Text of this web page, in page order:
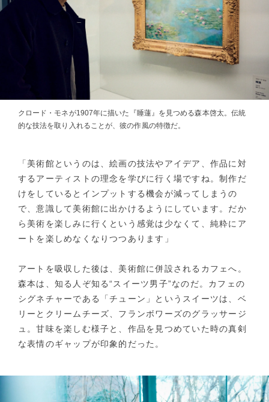
クロード・モネが1907年に描いた『睡蓮』を見つめる森本啓太。伝統
的な技法を取り入れることが、彼の作風の特徴だ。
「美術館というのは、絵画の技法やアイデア、作品に対
するアーティストの理念を学びに行く場ですね。制作だ
けをしているとインプットする機会が減ってしまうの
で、意識して美術館に出かけるようにしています。だか
ら美術を楽しみに行くという感覚は少なくて、純粋にア
ートを楽しめなくなりつつあります」
アートを吸収した後は、美術館に併設されるカフェへ。
森本は、知る人ぞ知る“スイーツ男子”なのだ。カフェの
シグネチャーである「チューン」というスイーツは、ベ
リーとクリームチーズ、フランボワーズのグラッサージ
ュ。甘味を楽しむ様子と、作品を見つめていた時の真剣
な表情のギャップが印象的だった。